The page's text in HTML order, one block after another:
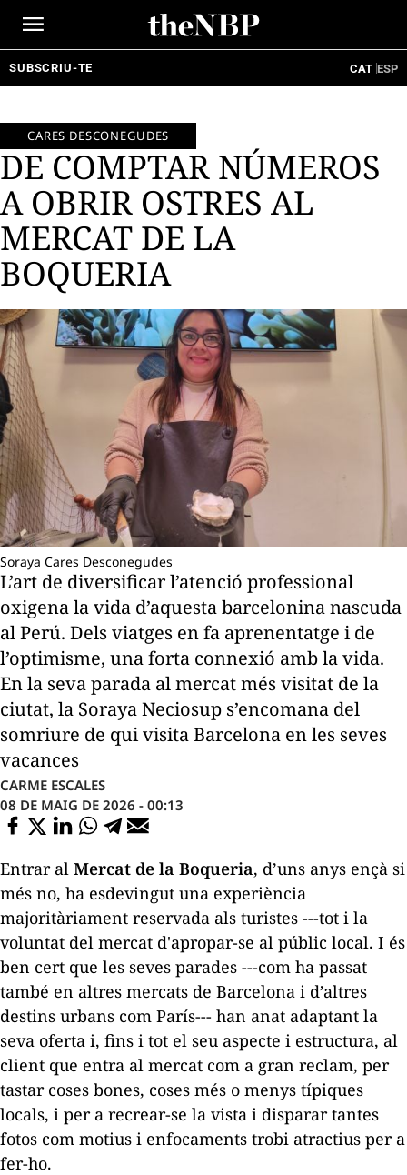
SUBSCRIU-TE CAT ESP
CARES DESCONEGUDES
DE COMPTAR NÚMEROS
A OBRIR OSTRES AL
MERCAT DE LA
BOQUERIA
Soraya Cares Desconegudes
L’art de diversificar l’atenció professional
oxigena la vida d’aquesta barcelonina nascuda
al Perú. Dels viatges en fa aprenentatge i de
l’optimisme, una forta connexió amb la vida.
En la seva parada al mercat més visitat de la
ciutat, la Soraya Neciosup s’encomana del
somriure de qui visita Barcelona en les seves
vacances
CARME ESCALES
08 DE MAIG DE 2026 - 00:13
Entrar al Mercat de la Boqueria, d’uns anys ençà si
més no, ha esdevingut una experiència
majoritàriament reservada als turistes ---tot i la
voluntat del mercat d'apropar-se al públic local. I és
ben cert que les seves parades ---com ha passat
també en altres mercats de Barcelona i d’altres
destins urbans com París--- han anat adaptant la
seva oferta i, fins i tot el seu aspecte i estructura, al
client que entra al mercat com a gran reclam, per
tastar coses bones, coses més o menys típiques
locals, i per a recrear-se la vista i disparar tantes
fotos com motius i enfocaments trobi atractius per a
fer-ho.